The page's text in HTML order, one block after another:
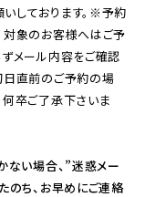
しております。※予約
対象のお客様へはご予
メール内容をご確認
日直前のご予約の場
何卒ご了承下さいま
ない場合、”迷惑メー
のち、お早めにご連絡